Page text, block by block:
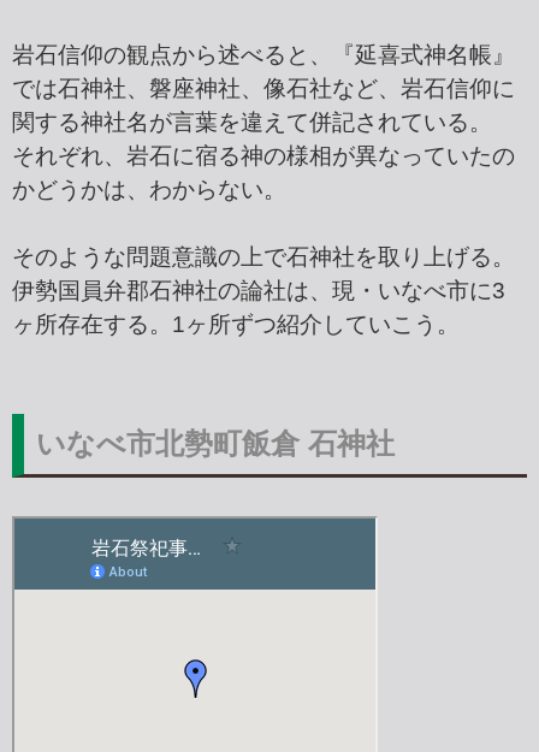
岩石信仰の観点から述べると、『延喜式神名帳』
では石神社、磐座神社、像石社など、岩石信仰に
関する神社名が言葉を違えて併記されている。
それぞれ、岩石に宿る神の様相が異なっていたの
かどうかは、わからない。
そのような問題意識の上で石神社を取り上げる。
伊勢国員弁郡石神社の論社は、現・いなべ市に3
ヶ所存在する。1ヶ所ずつ紹介していこう。
いなべ市北勢町飯倉 石神社